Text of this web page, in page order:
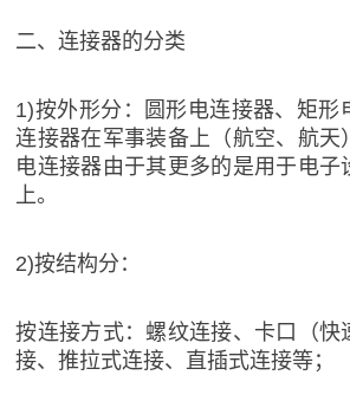
二、连接器的分类
1)按外形分：圆形电连接器、矩形
连接器在军事装备上（航空、航天
电连接器由于其更多的是用于电子
上。
2)按结构分：
按连接方式：螺纹连接、卡口（快
接、推拉式连接、直插式连接等；